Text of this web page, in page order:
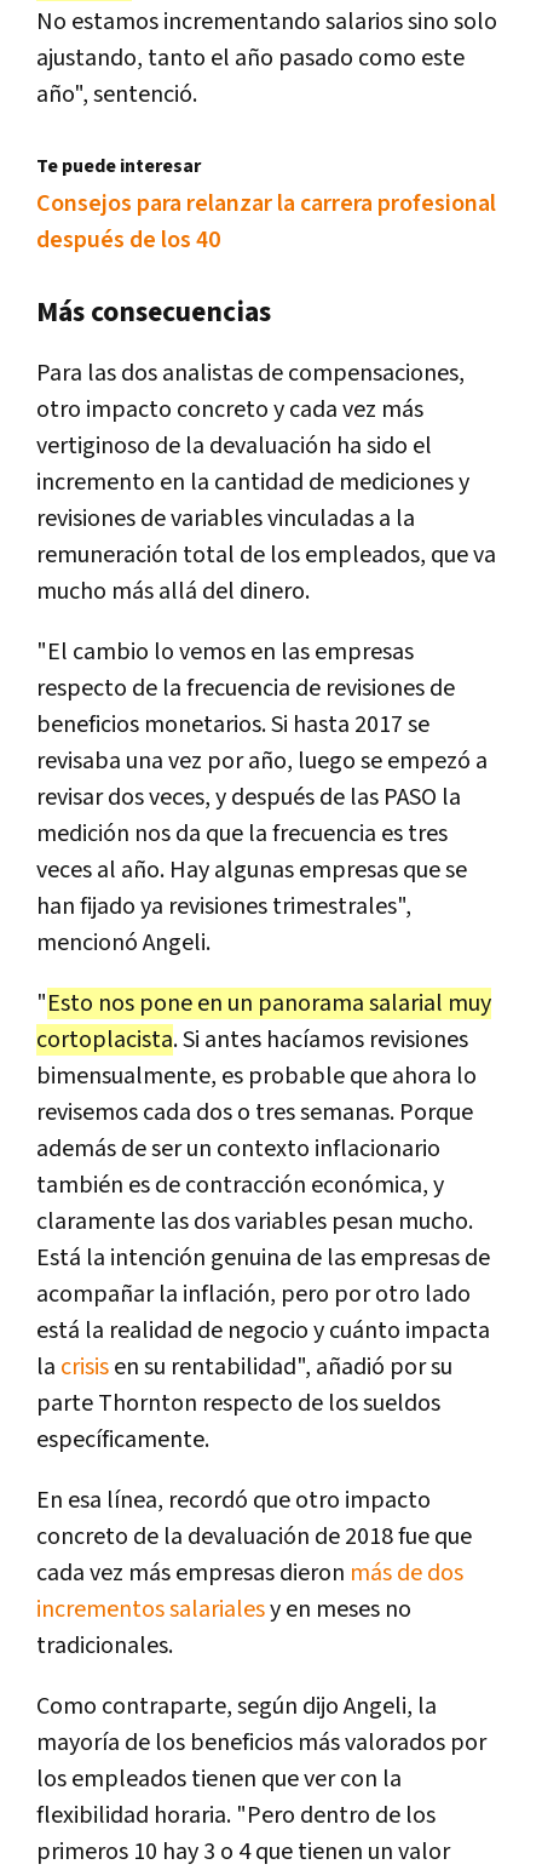
No estamos incrementando salarios sino solo
ajustando, tanto el año pasado como este
año", sentenció.
Te puede interesar
Consejos para relanzar la carrera profesional
después de los 40
Más consecuencias
Para las dos analistas de compensaciones,
otro impacto concreto y cada vez más
vertiginoso de la devaluación ha sido el
incremento en la cantidad de mediciones y
revisiones de variables vinculadas a la
remuneración total de los empleados, que va
mucho más allá del dinero.
"El cambio lo vemos en las empresas
respecto de la frecuencia de revisiones de
beneficios monetarios. Si hasta 2017 se
revisaba una vez por año, luego se empezó a
revisar dos veces, y después de las PASO la
medición nos da que la frecuencia es tres
veces al año. Hay algunas empresas que se
han fijado ya revisiones trimestrales",
mencionó Angeli.
"Esto nos pone en un panorama salarial muy
cortoplacista. Si antes hacíamos revisiones
bimensualmente, es probable que ahora lo
revisemos cada dos o tres semanas. Porque
además de ser un contexto inflacionario
también es de contracción económica, y
claramente las dos variables pesan mucho.
Está la intención genuina de las empresas de
acompañar la inflación, pero por otro lado
está la realidad de negocio y cuánto impacta
la crisisen su rentabilidad", añadió por su
parte Thornton respecto de los sueldos
específicamente.
En esa línea, recordó que otro impacto
concreto de la devaluación de 2018 fue que
cada vez más empresas dieron más de dos
incrementos salarialesy en meses no
tradicionales.
Como contraparte, según dijo Angeli, la
mayoría de los beneficios más valorados por
los empleados tienen que ver con la
flexibilidad horaria. "Pero dentro de los
primeros 10 hay 3 o 4 que tienen un valor